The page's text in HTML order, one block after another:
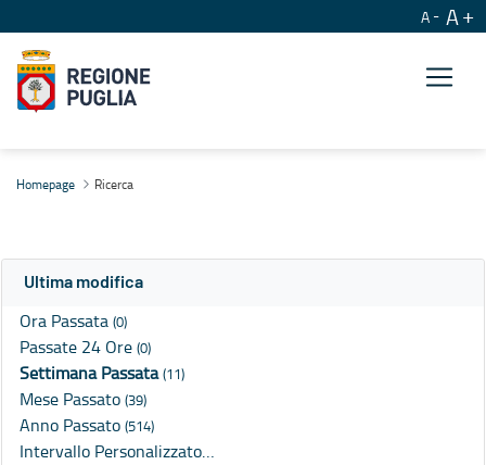
A A
Homepage Ricerca
Ultima modifica
Ora Passata (0)
Passate 24 Ore (0)
Settimana Passata(11)
Mese Passato (39)
Anno Passato (514)
Intervallo Personalizzato…